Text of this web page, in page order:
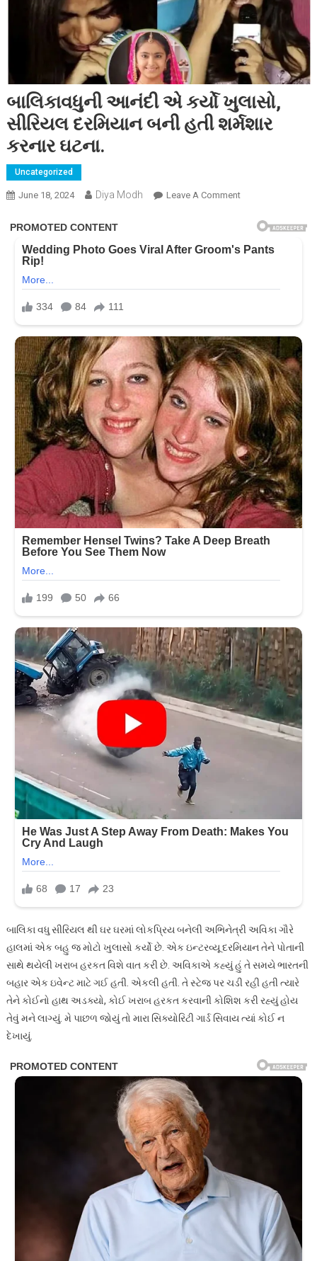
બાલિકાવધુની આનંદી એ કર્યો ખુલાસો,
સીરિયલ દરમિયાન બની હતી શર્મશાર
કરનાર ઘટના.
Uncategorized
June 18, 2024 Diya Modh Leave A CommentOn
આનંદી
એ
સીરિયલ
બની
હતી
શર્મશાર
કરનાર
ઘટના.
બાલિકા વધુ સીરિયલ થી ઘર ઘરમાં લોકપ્રિય બનેલી અભિનેત્રી અવિકા ગૌરે
હાલમાં એક બહુ જ મોટો ખુલાસો કર્યો છે. એક ઇન્ટરવ્યૂ દરમિયાન તેને પોતાની
સાથે થયેલી ખરાબ હરકત વિશે વાત કરી છે. અવિકાએ કહ્યું હું તે સમયે ભારતની
બહાર એક ઇવેન્ટ માટે ગઈ હતી. એકલી હતી. તે સ્ટેજ પર ચડી રહી હતી ત્યારે
તેને કોઈનો હાથ અડક્યો, કોઈ ખરાબ હરકત કરવાની કોશિશ કરી રહ્યું હોય
તેવું મને લાગ્યું. મે પાછળ જોયું તો મારા સિક્યોરિટી ગાર્ડ સિવાય ત્યાં કોઈ ન
દેખાયું.